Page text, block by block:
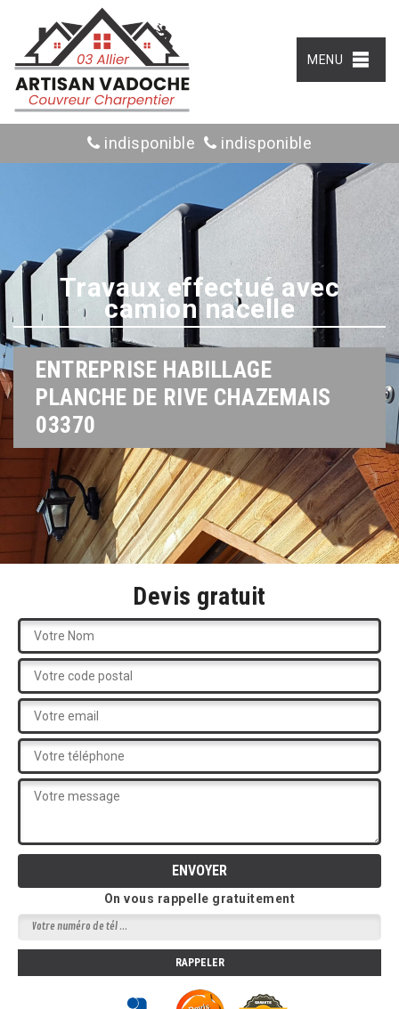
MENU
indisponible indisponible
Travaux effectué avec
camion nacelle
ENTREPRISE HABILLAGE
PLANCHE DE RIVE CHAZEMAIS
03370
Devis gratuit
On vous rappelle gratuitement